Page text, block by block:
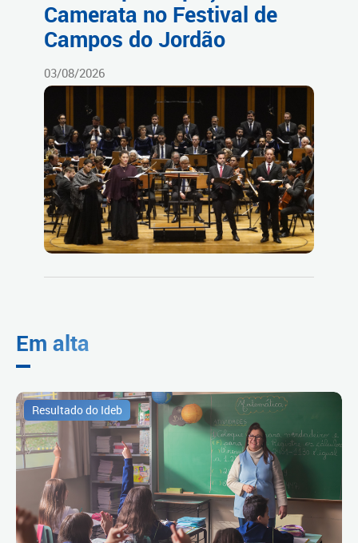
Camerata no Festival de
Campos do Jordão
03/08/2026
Em alta
Resultado do Ideb